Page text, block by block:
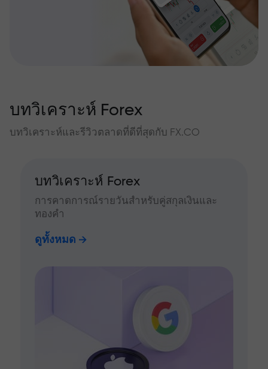
บทวิเคราะห์ Forex
บทวิเคราะห์และรีวิวตลาดที่ดีที่สุดกับ FX.CO
บทวิเคราะห์ Forex
การคาดการณ์รายวันสำหรับคู่สกุลเงินและ
ทองคำ
ดูทั้งหมด